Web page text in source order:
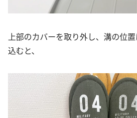
上部のカバーを取り外し、溝の位
込むと、